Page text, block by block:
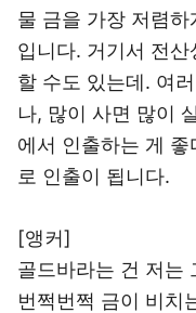
물 금을 가장 저렴
입니다. 거기서 전
할 수도 있는데. 여
나, 많이 사면 많이
에서 인출하는 게
로 인출이 됩니다.
[앵커]
골드바라는 건 저는
번쩍번쩍 금이 비치